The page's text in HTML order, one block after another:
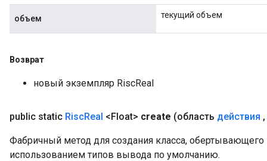
объем текущий объем
Возврат
новый экземпляр RiscReal
public static RiscReal <Float> create (область действия ,
Фабричный метод для создания класса,
использованием типов вывода по умолчанию.